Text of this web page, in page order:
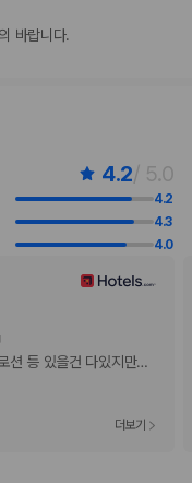
일에 나와 있는 연락처 정보
JPY 1210(대략적인 금액)
니다. 요금 및 보증금은 세전
바랍니다.
4.2/ 5.0
4.2
4.3
4.0
션 등 있을건 다있지만…
더보기